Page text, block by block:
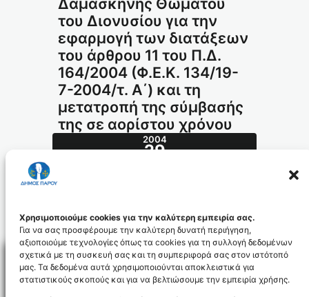
Χρησιμοποιούμε cookies για την καλύτερη εμπειρία σας.
Για να σας προσφέρουμε την καλύτερη δυνατή περιήγηση,
αξιοποιούμε τεχνολογίες όπως τα cookies για τη συλλογή δεδομένων
σχετικά με τη συσκευή σας και τη συμπεριφορά σας στον ιστότοπό
μας. Τα δεδομένα αυτά χρησιμοποιούνται αποκλειστικά για
στατιστικούς σκοπούς και για να βελτιώσουμε την εμπειρία χρήσης.
Δαμασκηνής Θωμάτου
του Διονυσίου για την
εφαρμογή των διατάξεων
του άρθρου 11 του Π.Δ.
164/2004 (Φ.Ε.Κ. 134/19-
7-2004/τ. Α΄) και τη
μετατροπή της σύμβασής
της σε αορίστου χρόνου
2004
29
533.2004_id396